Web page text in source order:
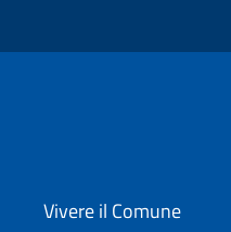
Vivere il Comune